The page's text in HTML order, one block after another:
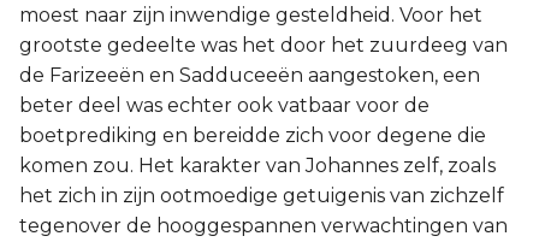
Jona
Hábakuk
moest naar zijn inwendige gesteldheid. Voor het
grootste gedeelte was het door het zuurdeeg van
de Farizeeën en Sadduceeën aangestoken, een
beter deel was echter ook vatbaar voor de
boetprediking en bereidde zich voor degene die
komen zou. Het karakter van Johannes zelf, zoals
het zich in zijn ootmoedige getuigenis van zichzelf
tegenover de hooggespannen verwachtingen van